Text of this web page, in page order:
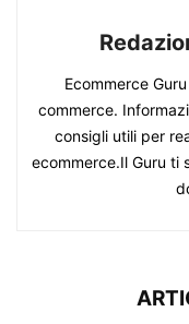
Ecommerce
commerce.
consigli utili per
ecommerce.Il Guru ti